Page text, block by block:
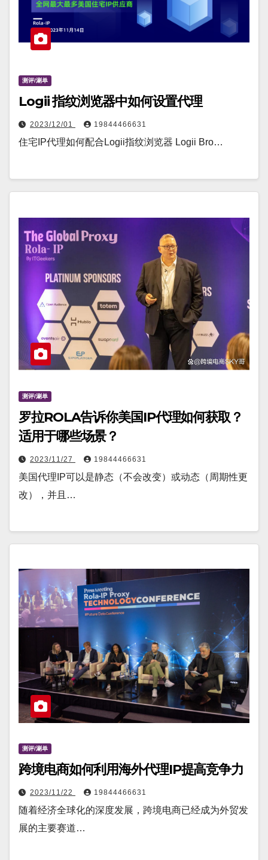
测评/涮单
Logii 指纹浏览器中如何设置代理
2023/12/01 19844466631
住宅IP代理如何配合Logii指纹浏览器 Logii Bro…
测评/涮单
罗拉ROLA告诉你美国IP代理如何获取？
适用于哪些场景？
2023/11/27 19844466631
美国代理IP可以是静态（不会改变）或动态（周期性更
改），并且…
测评/涮单
跨境电商如何利用海外代理IP提高竞争力
2023/11/22 19844466631
随着经济全球化的深度发展，跨境电商已经成为外贸发
展的主要赛道…